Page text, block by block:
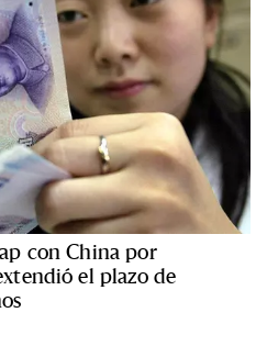
con China por
el plazo de